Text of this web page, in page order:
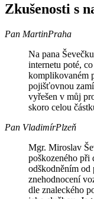
Zkušenosti s
Pan MartinPraha
Na pana
internetu poté,
komplikovaném
pojišťovnou
vyřešen v můj
skoro celou
Pan VladimírPlzeň
Mgr. Miroslav
poškozeného při
odškodněním
znehodnocení
dle znaleckého